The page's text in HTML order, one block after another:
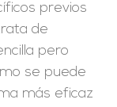
previos
de
pero
se puede
más eficaz